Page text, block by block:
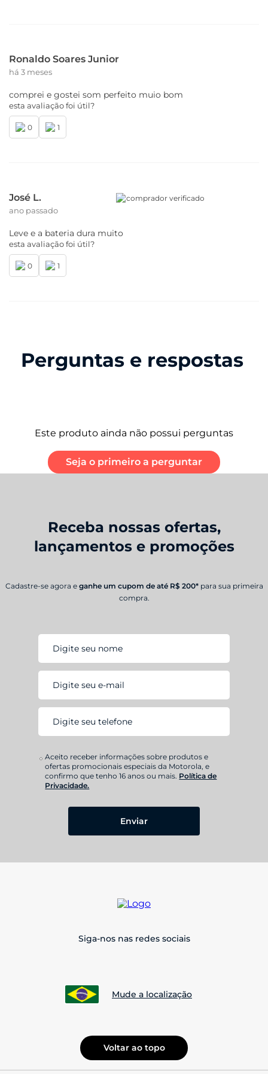
Ronaldo Soares Junior
há 3 meses
comprei e gostei som perfeito muio bom
esta avaliação foi útil?
0 1
José L.
ano passado
comprador verificado
Leve e a bateria dura muito
esta avaliação foi útil?
0 1
Perguntas e respostas
Este produto ainda não possui perguntas
Seja o primeiro a perguntar
Receba nossas ofertas,
lançamentos e promoções
Cadastre-se agora e ganhe um cupom de até R$ 200* para sua primeira
compra.
Enviar
Aceito receber informações sobre produtos e
ofertas promocionais especiais da Motorola, e
confirmo que tenho 16 anos ou mais. Política de
Privacidade.
Siga-nos nas redes sociais
Mude a localização
Voltar ao topo